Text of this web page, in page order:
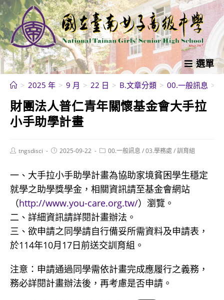
跳
轉
至
主
要
內
選單
> 2025 年 > 9 月 > 22 日 > B.文章分類 > 00.一般訊息 >
財團法人普仁青年關懷基金會大手拉
小手助學計畫
Posttngsdisci
Post2025-09-22
Post00.一般訊息 /03.學務處 /訓育組
一、大手拉小手助學計畫為協助家境貧困學生穩定
就學之助學獎學金，相關資訊請至基金會網站
（http://www.you-care.org.tw/）瀏覽。
二、詳細資訊請詳閱計畫辦法。
三、欲申請之同學請自行備妥所需資料及申請表，
於114年10月17日前送交訓育組。
注意：申請通過同學需依計畫完成應履行之義務，
務必詳閱計畫辦法後，再考慮是否申請。